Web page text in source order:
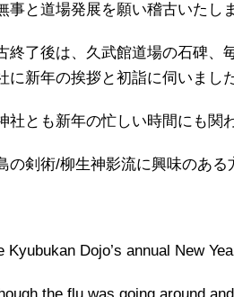
事と道場発展を願い稽古いたし
終了後は、久武館道場の石碑、
に新年の挨拶と初詣に伺いました
社とも新年の忙しい時間にも関
の剣術/柳生神影流に興味のある
Kyubukan Dojo’s annual New